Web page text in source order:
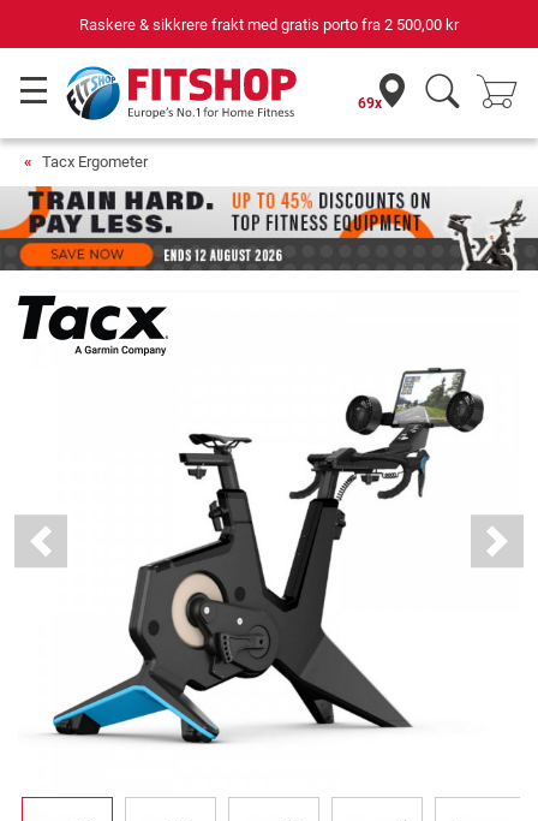
Raskere & sikkrere frakt med gratis porto fra 2 500,00 kr
69x
Tacx Ergometer
Previous Next